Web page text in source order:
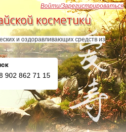
и оздоравливающих средств из
902 862 71 15
Войти/Зарегистрироваться